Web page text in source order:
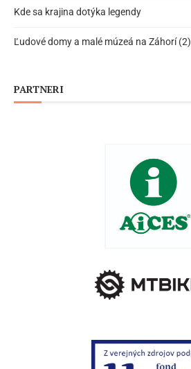
Kde sa krajina dotýka legendy
Ľudové domy a malé múzeá na Záhorí (2)
PARTNERI